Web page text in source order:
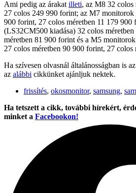
Ami pedig az árakat illeti, az M8 32 colos
27 colos 249 990 forint; az M7 monitorok
900 forint, 27 colos méretben 11 179
(LS32CM500 kiadása) 32 colos
méretben 81 900 forint és a M5
27 colos méretben 90 900 forint, 27
Ha szívesen olvasnál általánosságban is
az alábbi cikkünket ajánljuk nektek.
frissítés, okosmonitor, samsung,
Ha tetszett a cikk, további hírekért,
minket a Facebookon!